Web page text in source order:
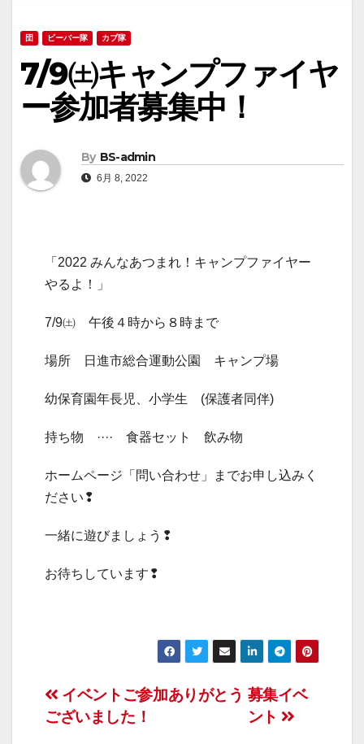
団 ビーバー隊 カブ隊
7/9㈯キャンプファイヤ
ー参加者募集中！
By BS-admin
6月 8, 2022
「2022 みんなあつまれ！キャンプファイヤー
やるよ！」
7/9㈯ 午後４時から８時まで
場所 日進市総合運動公園 キャンプ場
幼保育園年長児、小学生 (保護者同伴)
持ち物 ···· 食器セット 飲み物
ホームページ「問い合わせ」までお申し込みく
ださい❢
一緒に遊びましょう❢
お待ちしています❢
投
稿
募集イベ
ント
イベントご参加ありがとう
ございました！